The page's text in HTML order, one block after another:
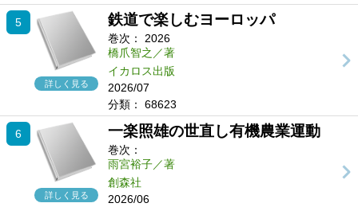
5
詳しく見る
鉄道で楽しむヨーロッパ
巻次：
2026
橋爪智之／著
イカロス出版
2026/07
分類：
68623
6
詳しく見る
一楽照雄の世直し有機農業運動
巻次：
雨宮裕子／著
創森社
2026/06